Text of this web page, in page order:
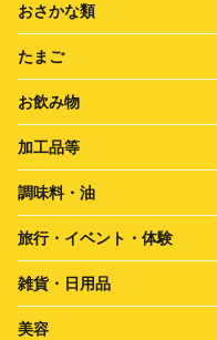
おさかな類
たまご
お飲み物
加工品等
調味料・油
旅行・イベント・体験
雑貨・日用品
美容